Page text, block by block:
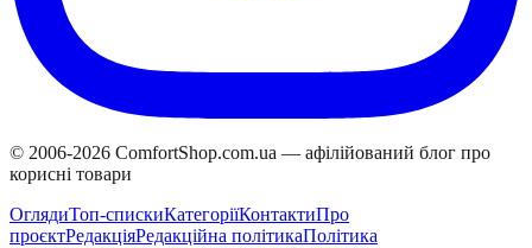
© 2006-2026 ComfortShop.com.ua — афілійований блог про
корисні товари
ОглядиТоп-спискиКатегоріїКонтактиПро
проєктРедакціяРедакційна політикаПолітика